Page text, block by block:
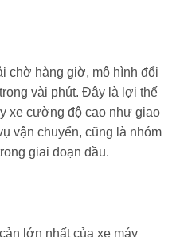
chờ hàng giờ, mô hình đổi
vài phút. Đây là lợi thế
xe cường độ cao như giao
vận chuyển, cũng là nhóm
giai đoạn đầu.
lớn nhất của xe máy